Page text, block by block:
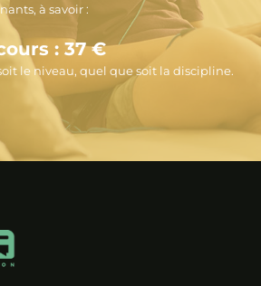
à savoir :
: 37 €
le niveau, quel que soit la discipline.